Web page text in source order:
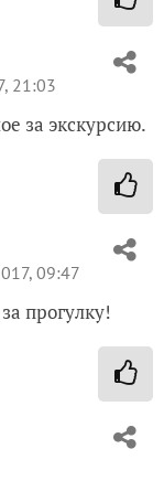
21:03
за экскурсию.
09:47
прогулку!